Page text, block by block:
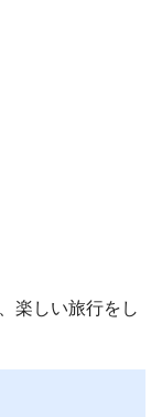
楽しい旅行をし